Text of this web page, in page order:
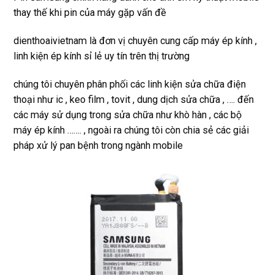
Rất
thay thế khi pin của máy gặp vấn đề
dienthoaivietnam là đơn vị chuyên cung cấp máy ép kính ,
linh kiện ép kính sỉ lẻ uy tín trên thị trường
chúng tôi chuyên phân phối các linh kiện sửa chữa điện
thoại như ic , keo film , tovit , dung dịch sửa chữa , …. đến
các máy sử dụng trong sửa chữa như khò hàn , các bộ
máy ép kính ……. , ngoài ra chúng tôi còn chia sẻ các giải
pháp xử lý pan bệnh trong ngành mobile